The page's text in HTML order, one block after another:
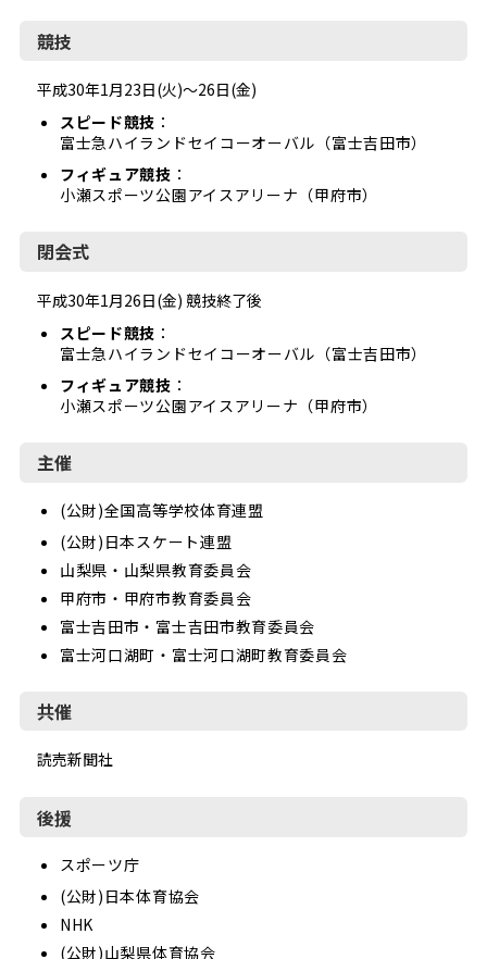
競技
平成30年1月23日(火)～26日(金)
スピード競技 ：
富士急ハイランドセイコーオーバル（富士吉田市）
フィギュア競技 ：
小瀬スポーツ公園アイスアリーナ（甲府市）
閉会式
平成30年1月26日(金) 競技終了後
スピード競技 ：
富士急ハイランドセイコーオーバル（富士吉田市）
フィギュア競技 ：
小瀬スポーツ公園アイスアリーナ（甲府市）
主催
(公財)全国高等学校体育連盟
(公財)日本スケート連盟
山梨県・山梨県教育委員会
甲府市・甲府市教育委員会
富士吉田市・富士吉田市教育委員会
富士河口湖町・富士河口湖町教育委員会
共催
読売新聞社
後援
スポーツ庁
(公財)日本体育協会
NHK
(公財)山梨県体育協会